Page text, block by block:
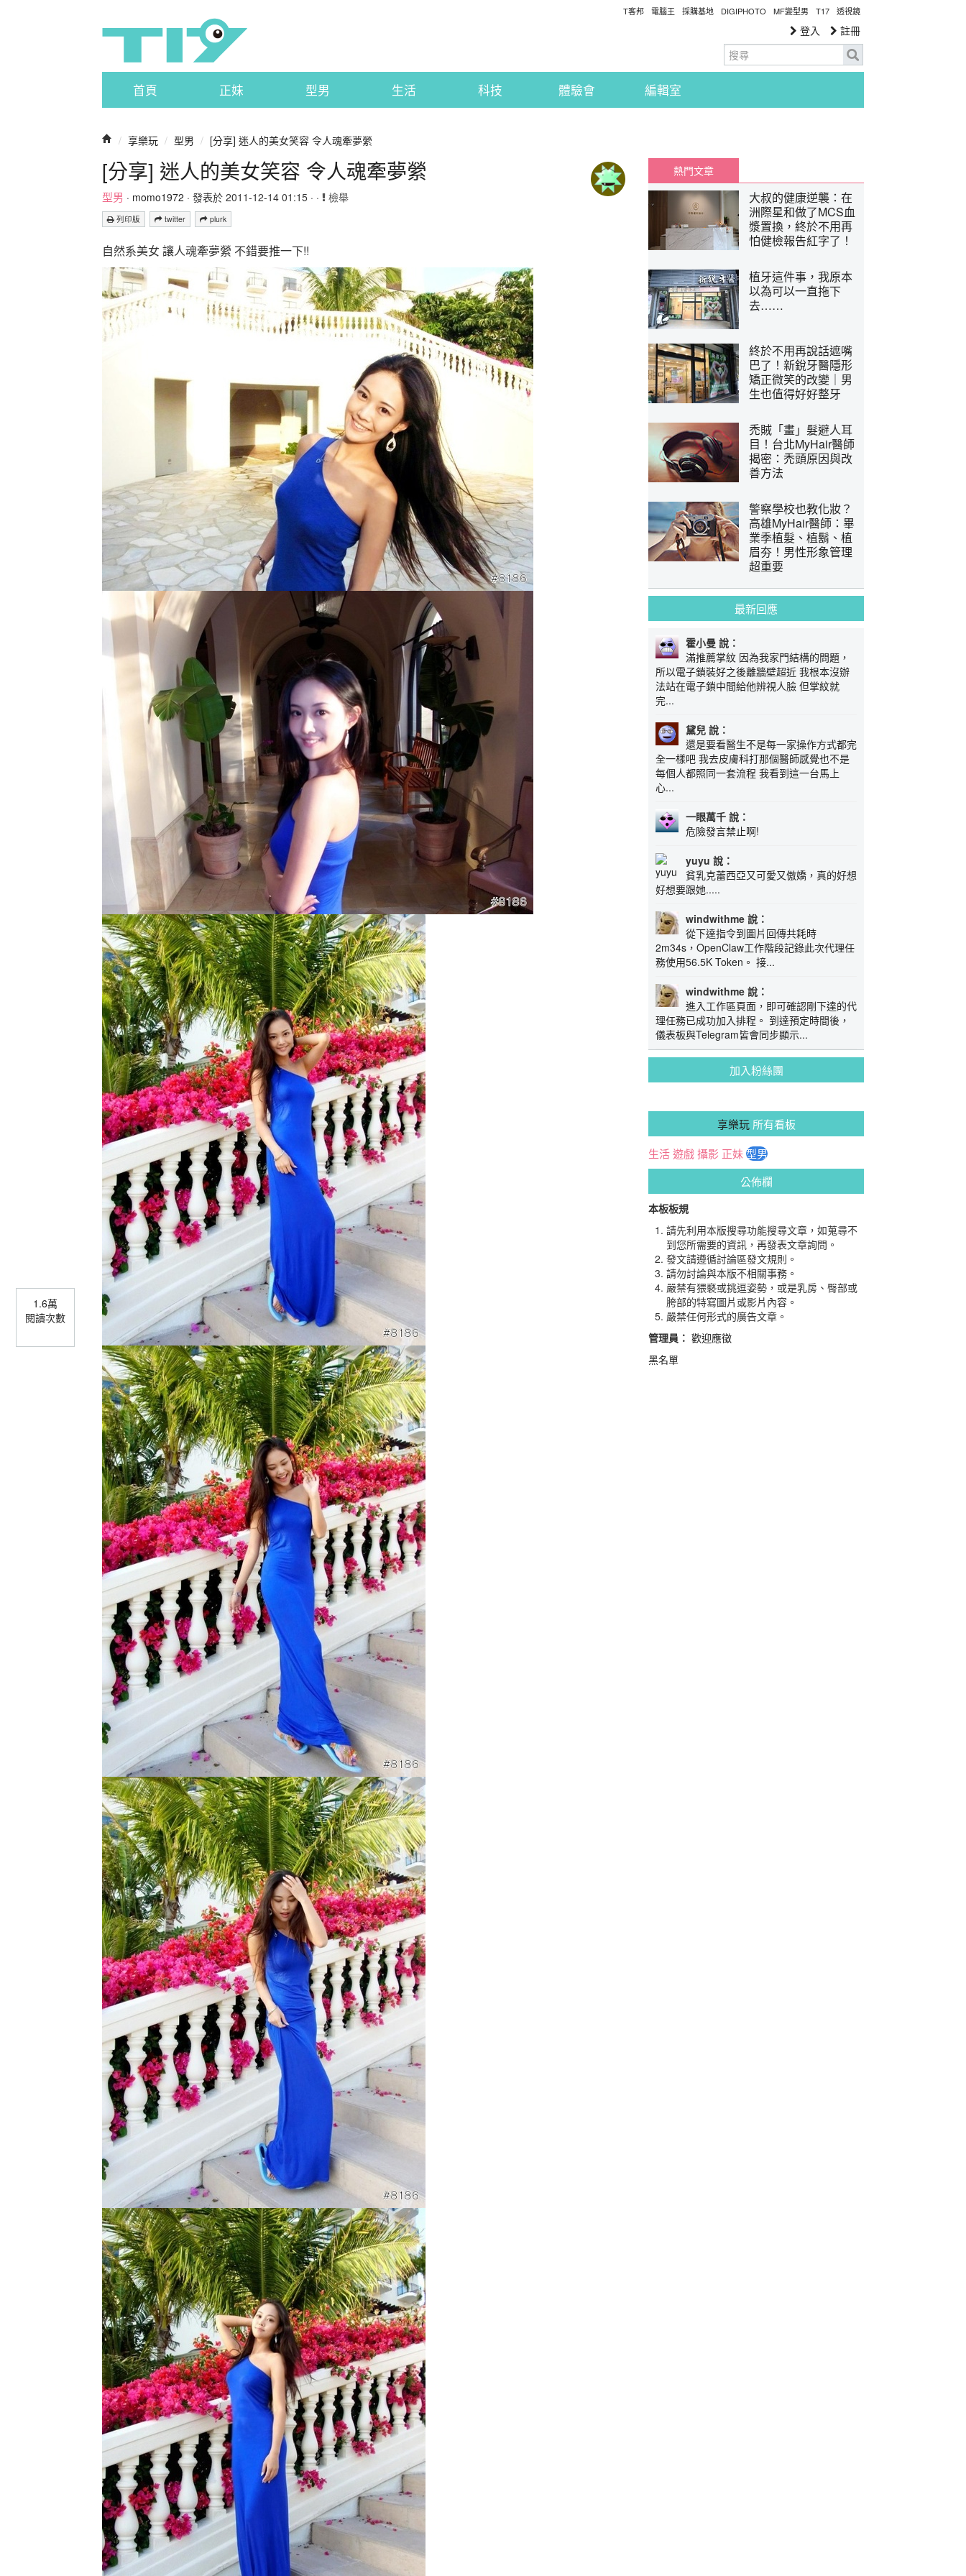
T客邦 電腦王 採購基地 DIGIPHOTO MF變型男 T17 透視鏡
登入 註冊
首頁 正妹 型男 生活 科技 體驗會 編輯室
/ 享樂玩 / 型男 / [分享] 迷人的美女笑容 令人魂牽夢縈
[分享] 迷人的美女笑容 令人魂牽夢縈
型男 · momo1972 · 發表於 2011-12-14 01:15 · · 檢舉
列印版 twitter plurk
1.6萬
閱讀次數
自然系美女 讓人魂牽夢縈 不錯要推一下!!
熱門文章
大叔的健康逆襲：在
洲際星和做了MCS血
漿置換，終於不用再
怕健檢報告紅字了！
植牙這件事，我原本
以為可以一直拖下
去……
終於不用再說話遮嘴
巴了！新銳牙醫隱形
矯正微笑的改變｜男
生也值得好好整牙
禿賊「畫」髮避人耳
目！台北MyHair醫師
揭密：禿頭原因與改
善方法
警察學校也教化妝？
高雄MyHair醫師：畢
業季植髮、植鬍、植
眉夯！男性形象管理
超重要
最新回應
霍小曼 說：
滿推薦掌紋 因為我家門結構的問題，
所以電子鎖裝好之後離牆壁超近 我根本沒辦
法站在電子鎖中間給他辨視人臉 但掌紋就
完...
黛兒 說：
還是要看醫生不是每一家操作方式都完
全一樣吧 我去皮膚科打那個醫師感覺也不是
每個人都照同一套流程 我看到這一台馬上
心...
一眼萬千 說：
危險發言禁止啊!
yuyu 說：
貧乳克蕾西亞又可愛又傲嬌，真的好想
好想要跟她.....
windwithme 說：
從下達指令到圖片回傳共耗時
2m34s，OpenClaw工作階段記錄此次代理任
務使用56.5K Token。 接...
windwithme 說：
進入工作區頁面，即可確認剛下達的代
理任務已成功加入排程。 到達預定時間後，
儀表板與Telegram皆會同步顯示...
加入粉絲團
享樂玩所有看板
生活遊戲攝影 正妹型男
公佈欄
本板板規
請先利用本版搜尋功能搜尋文章，如蒐尋不
到您所需要的資訊，再發表文章詢問。
發文請遵循討論區發文規則。
請勿討論與本版不相關事務。
嚴禁有猥褻或挑逗姿勢，或是乳房、臀部或
胯部的特寫圖片或影片內容。
嚴禁任何形式的廣告文章。
管理員： 歡迎應徵
黑名單